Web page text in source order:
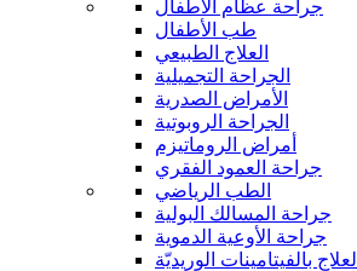
جراحة عظام الأطفال
طب الأطفال
العلاج الطبيعي
الجراحة التجميلية
الأمراض الصدرية
الجراحة الروبوتية
أمراض الروماتيزم
جراحة العمود الفقري
الطب الرياضي
جراحة المسالك البولية
جراحة الأوعية الدموية
العلاج بالفيتامينات الوريديّة